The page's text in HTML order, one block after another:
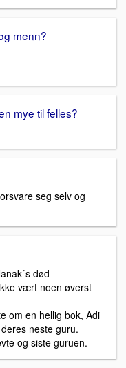
menn?
mye til felles?
seg selv og
død
vært noen øverst
om en hellig bok, Adi
neste guru.
og siste guruen.